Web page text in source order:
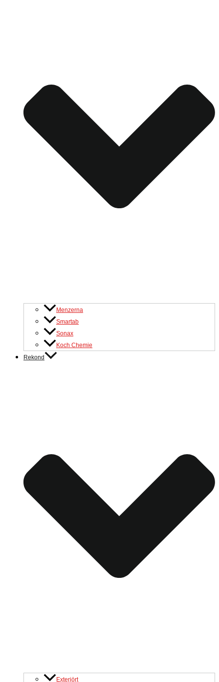
Menzerna
Smartab
Sonax
Koch Chemie
Rekond
Exteriört